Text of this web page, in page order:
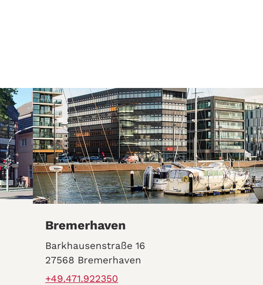
Bremerhaven
Barkhausenstraße 16
27568 Bremerhaven
+49.471.922350